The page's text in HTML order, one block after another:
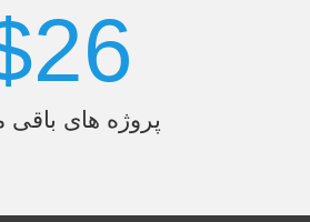
26
پروژه های باقی